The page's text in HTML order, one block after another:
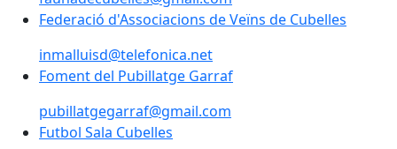
Federació d'Associacions de Veïns de Cubelles
inmalluisd@telefonica.net
Foment del Pubillatge Garraf
pubillatgegarraf@gmail.com
Futbol Sala Cubelles